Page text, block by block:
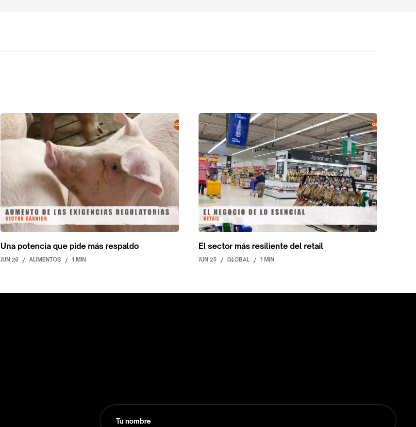
Una potencia que pide más respaldo
JUN 26 / ALIMENTOS / 1 MIN
El sector más resiliente del retail
JUN 25 / GLOBAL / 1 MIN